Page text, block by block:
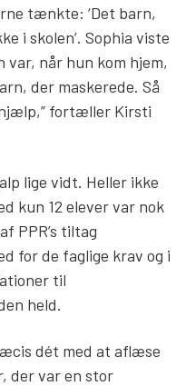
tænkte: ‘Det barn,
i skolen’. Sophia viste
når hun kom hjem,
der maskerede. Så
fortæller Kirsti
lige vidt. Heller ikke
kun 12 elever var nok
PPR’s tiltag
for de faglige krav og i
til
held.
dét med at aflæse
der var en stor